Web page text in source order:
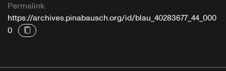
Permalink:
https://archives.pinabausch.org/id/blau_40283677_44_000
0